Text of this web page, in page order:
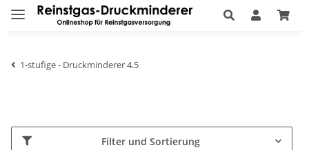
1-stufige - Druckminderer 4.5
Filter und Sortierung